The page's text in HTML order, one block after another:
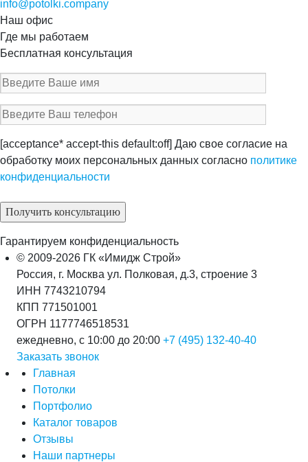
info@potolki.company
Наш офис
Где мы работаем
Бесплатная консультация
[acceptance* accept-this default:off] Даю свое согласие на
обработку моих персональных данных согласно политике
конфиденциальности
Гарантируем конфиденциальность
© 2009-2026 ГК «Имидж Строй»
Россия, г. Москва ул. Полковая, д.3, строение 3
ИНН 7743210794
КПП 771501001
ОГРН 1177746518531
ежедневно, с 10:00 до 20:00 +7 (495) 132-40-40
Заказать звонок
Главная
Потолки
Портфолио
Каталог товаров
Отзывы
Наши партнеры